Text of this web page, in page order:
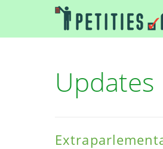
Updates